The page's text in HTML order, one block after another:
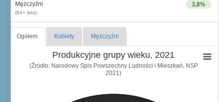
3,8%
Mężczyźni
(64+ lata)
Ogółem Kobiety Mężczyźni
Produkcyjne grupy wieku, 2021
(Źródło: Narodowy Spis Powszechny Ludności i Mieszkań, NSP
2021)